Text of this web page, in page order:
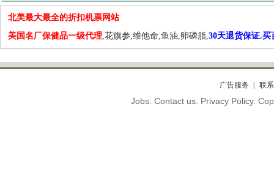
北美最大最全的折扣机票网站
美国名厂保健品一级代理,花旗参,维他命,鱼油,卵磷脂,30天退货保证.买
广告服务 联
Jobs. Contact us. Privacy Policy.